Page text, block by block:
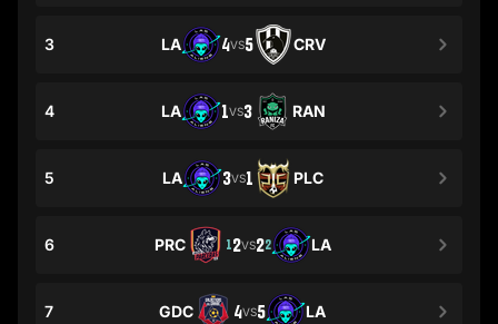
3 LA 4VS5 CRV
4 LA 1VS3 RAN
5 LA 3VS1 PLC
6 PRC 12VS22 LA
7 GDC 4VS5 LA